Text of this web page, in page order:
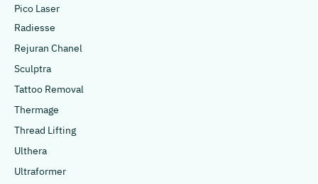
Pico Laser
Radiesse
Rejuran Chanel
Sculptra
Tattoo Removal
Thermage
Thread Lifting
Ulthera
Ultraformer